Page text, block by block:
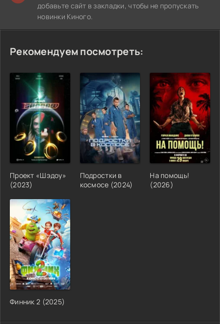
добавьте сайт в закладки, чтобы не пропускать
новинки Киного.
Рекомендуем посмотреть:
Проект «Шэдоу»
(2023)
Подростки в
космосе (2024)
На помощь!
(2026)
Финник 2 (2025)